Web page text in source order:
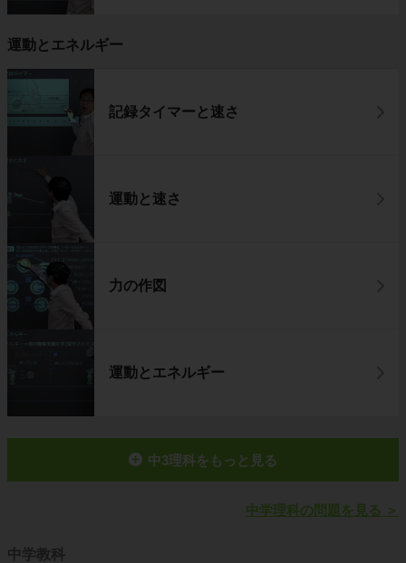
運動とエネルギー
記録タイマーと速さ
運動と速さ
力の作図
運動とエネルギー
中3理科をもっと見る
中学理科の問題を見る ＞
中学教科